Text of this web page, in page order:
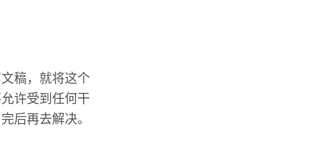
稿，就将这个
许受到任何干
后再去解决。